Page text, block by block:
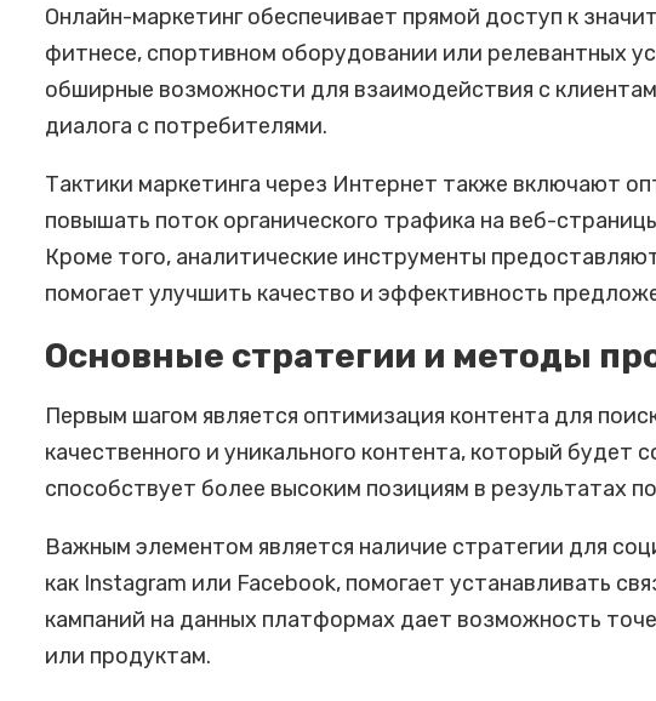
Онлайн-маркетинг обеспечивает прямой доступ к
фитнесе, спортивном оборудовании или релевантных
обширные возможности для взаимодействия с
диалога с потребителями.
Тактики маркетинга через Интернет также включают
повышать поток органического трафика на веб-
Кроме того, аналитические инструменты
помогает улучшить качество и эффективность
Основные стратегии и методы
Первым шагом является оптимизация контента для
качественного и уникального контента, который
способствует более высоким позициям в результатах
Важным элементом является наличие стратегии для
как Instagram или Facebook, помогает устанавливать
кампаний на данных платформах дает возможность
или продуктам.